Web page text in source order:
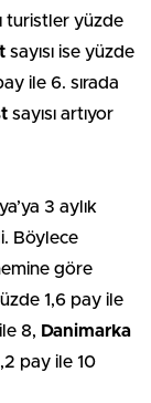
turistler yüzde
sayısı ise yüzde
ile 6. sırada
sayısı artıyor
3 aylık
Böylece
göre
1,6 pay ile
8, Danimarka
pay ile 10